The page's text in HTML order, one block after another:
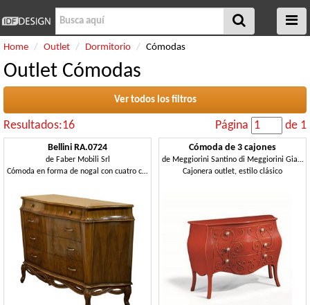
Home Outlet Dormitorio Cómodas
Outlet Cómodas
Ver todos los filtros
Resultados:16 Página de 1
Bellini RA.0724
de Faber Mobili Srl
Cómoda en forma de nogal con cuatro cajones
Cómoda de 3 cajones
de Meggiorini Santino di Meggiorini Giampietro e C. Snc
Cajonera outlet, estilo clásico